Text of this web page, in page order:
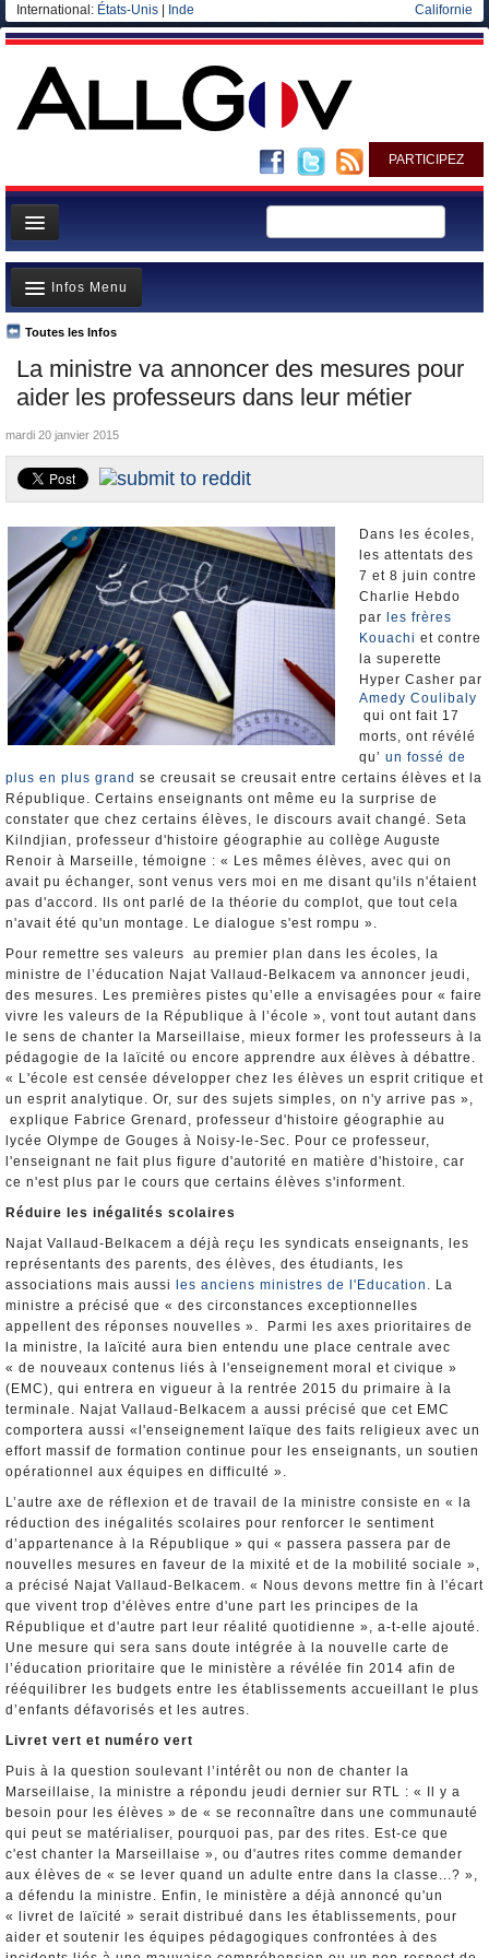
International: États-Unis Inde Californie
PARTICIPEZ
Page d'accueil
Infos
Gouvernement
Ministères/Directions
Blog
Elections européennes
La ministre va annoncer des mesures pour
aider les professeurs dans leur métier
Toutes les Infos
Infos Menu
A la Une
Polémiques
La France et le Monde
Nominations et Démissions
Elections européennes
Infos insolites
mardi 20 janvier 2015
Dans les écoles,
les attentats des
7 et 8 juin contre
Charlie Hebdo
par
les frères
Kouachi et contre
la superette
Hyper Casher par
Amedy Coulibaly
qui ont fait 17
morts, ont révélé
qu’ un fossé de
plus en plus grand se creusait se creusait entre certains élèves et la
République. Certains enseignants ont même eu la surprise de
constater que chez certains élèves, le discours avait changé. Seta
Kilndjian, professeur d'histoire géographie au collège Auguste
Renoir à Marseille, témoigne : « Les mêmes élèves, avec qui on
avait pu échanger, sont venus vers moi en me disant qu'ils n'étaient
pas d'accord. Ils ont parlé de la théorie du complot, que tout cela
n'avait été qu'un montage. Le dialogue s'est rompu ».
Pour remettre ses valeurs au premier plan dans les écoles, la
ministre de l’éducation Najat Vallaud-Belkacem va annoncer jeudi,
des mesures. Les premières pistes qu’elle a envisagées pour « faire
vivre les valeurs de la République à l’école », vont tout autant dans
le sens de chanter la Marseillaise, mieux former les professeurs à la
pédagogie de la laïcité ou encore apprendre aux élèves à débattre.
« L'école est censée développer chez les élèves un esprit critique et
un esprit analytique. Or, sur des sujets simples, on n'y arrive pas »,
explique Fabrice Grenard, professeur d'histoire géographie au
lycée Olympe de Gouges à Noisy-le-Sec. Pour ce professeur,
l'enseignant ne fait plus figure d'autorité en matière d'histoire, car
ce n'est plus par le cours que certains élèves s'informent.
Réduire les inégalités scolaires
Najat Vallaud-Belkacem a déjà reçu les syndicats enseignants, les
représentants des parents, des élèves, des étudiants, les
associations mais aussi
les anciens ministres de l'Education . La
ministre a précisé que « des circonstances exceptionnelles
appellent des réponses nouvelles ». Parmi les axes prioritaires de
la ministre, la laïcité aura bien entendu une place centrale avec
« de nouveaux contenus liés à l'enseignement moral et civique »
(EMC), qui entrera en vigueur à la rentrée 2015 du primaire à la
terminale. Najat Vallaud-Belkacem a aussi précisé que cet EMC
comportera aussi «l'enseignement laïque des faits religieux avec un
effort massif de formation continue pour les enseignants, un soutien
opérationnel aux équipes en difficulté ».
L’autre axe de réflexion et de travail de la ministre consiste en « la
réduction des inégalités scolaires pour renforcer le sentiment
d’appartenance à la République » qui « passera passera par de
nouvelles mesures en faveur de la mixité et de la mobilité sociale »,
a précisé Najat Vallaud-Belkacem. « Nous devons mettre fin à l'écart
que vivent trop d'élèves entre d'une part les principes de la
République et d'autre part leur réalité quotidienne », a-t-elle ajouté.
Une mesure qui sera sans doute intégrée à la nouvelle carte de
l’éducation prioritaire que le ministère a révélée fin 2014 afin de
rééquilibrer les budgets entre les établissements accueillant le plus
d’enfants défavorisés et les autres.
Livret vert et numéro vert
Puis à la question soulevant l’intérêt ou non de chanter la
Marseillaise, la ministre a répondu jeudi dernier sur RTL : « Il y a
besoin pour les élèves » de « se reconnaître dans une communauté
qui peut se matérialiser, pourquoi pas, par des rites. Est-ce que
c'est chanter la Marseillaise », ou d'autres rites comme demander
aux élèves de « se lever quand un adulte entre dans la classe...? »,
a défendu la ministre. Enfin, le ministère a déjà annoncé qu'un
« livret de laïcité » serait distribué dans les établissements, pour
aider et soutenir les équipes pédagogiques confrontées à des